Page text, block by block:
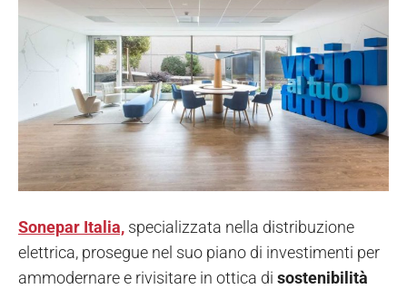
Sonepar Italia, specializzata nella distribuzione
elettrica, prosegue nel suo piano di investimenti per
ammodernare e rivisitare in ottica di sostenibilità